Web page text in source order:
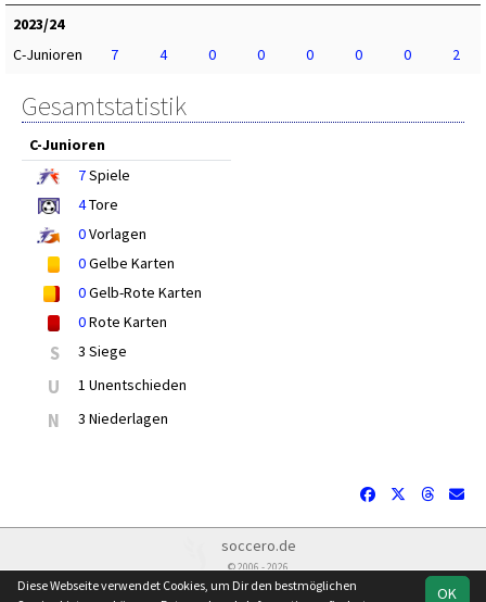
2023/24
C-Junioren
7 4 0 0 0 0 0 2
Gesamtstatistik
C-Junioren
7Spiele
4Tore
0Vorlagen
0Gelbe Karten
0Gelb-Rote Karten
0Rote Karten
S 3 Siege
U 1 Unentschieden
N 3 Niederlagen
soccero.de
© 2006 - 2026
OK
Diese Webseite verwendet Cookies, um Dir den bestmöglichen